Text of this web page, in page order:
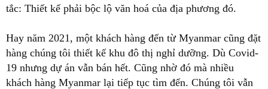
tắc: Thiết kế phải bộc lộ văn hoá của địa phương đó.
Hay năm 2021, một khách hàng đến từ Myanmar cũng đặt
hàng chúng tôi thiết kế khu đô thị nghỉ dưỡng. Dù Covid-
19 nhưng dự án vẫn bán hết. Cũng nhờ đó mà nhiều
khách hàng Myanmar lại tiếp tục tìm đến. Chúng tôi vẫn